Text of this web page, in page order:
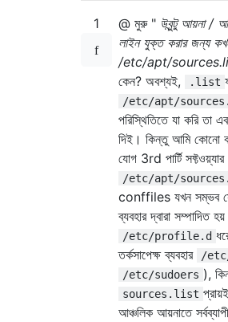
1 @ মুরু " উবুন্টু আয়না /
লাইন যুক্ত করার জন্য
/etc/apt/sources.list
কেন? অবশ্যই,
.list
/etc/apt/
পরিস্থিতিতে যা করি তা
দিই। কিন্তু আমি কোনো
যোগ 3rd পার্টি
/etc/apt/
conffiles যখন সম্ভব
ব্যবহার দ্বারা সম্পাদিত হয়
/etc/profile.d
তর্কসাপেক্ষ ব্যবহার
/
/etc/sudoers ),
sources.list
আঞ্চলিক আয়নাতে